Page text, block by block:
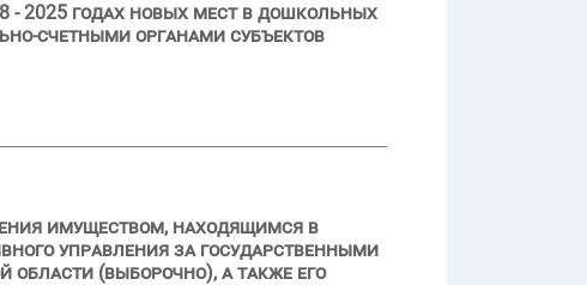
- 2025 годах новых мест в дошкольных
счетными органами субъектов
имуществом, находящимся в
управления за государственными
(выборочно), а также его